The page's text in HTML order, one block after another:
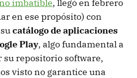
no imbatible, llegó en febrero
en ese propósito) con
catálogo de aplicaciones
Play, algo fundamental a
su repositorio software,
visto no garantice una